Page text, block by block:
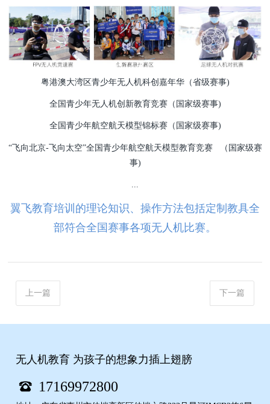
粤港澳大湾区青少年无人机科创嘉年华（省级赛事)
全国青少年无人机创新教育竞赛（国家级赛事)
全国青少年航空航天模型锦标赛（国家级赛事)
“飞向北京-飞向太空”全国青少年航空航天模型教育竞赛 （国家级赛
事)
翼飞教育培训的理论知识、操作方法包括定制教具全
部符合全国赛事各项无人机比赛。
上一篇 下一篇
无人机教育 为孩子的想象力插上翅膀
17169972800